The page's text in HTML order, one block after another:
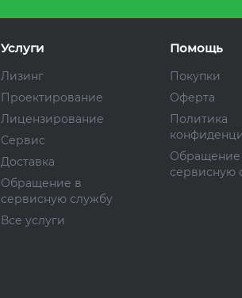
Услуги
Лизинг
Проектирование
Лицензирование
Сервис
Доставка
Обращение в
сервисную службу
Все услуги
Помощь
Покупки
Оферта
Политика
Обращение
сервисную